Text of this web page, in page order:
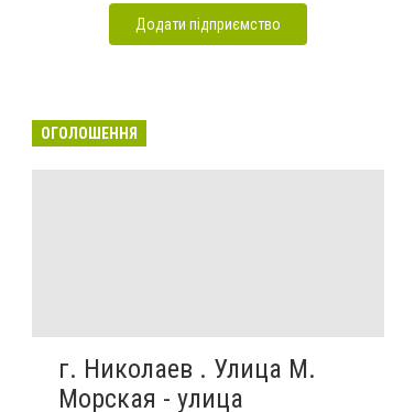
Додати підприємство
ОГОЛОШЕННЯ
г. Николаев . Улица М.
Морская - улица